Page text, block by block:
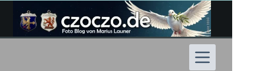
Inhalt
springen